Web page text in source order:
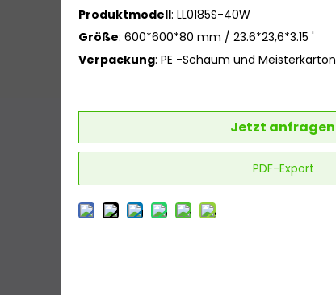
Produktmodell: LL0185S-40W
Größe: 600*600*80 mm / 23.6*23,6*3.15 '
Verpackung: PE -Schaum und Meisterkarton
Jetzt anfragen
PDF-Export